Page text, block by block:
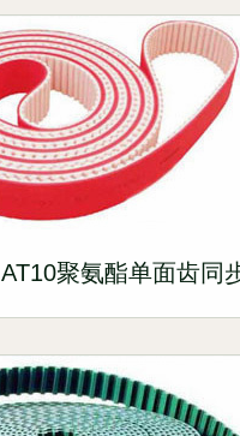
AT10聚氨酯单面齿同